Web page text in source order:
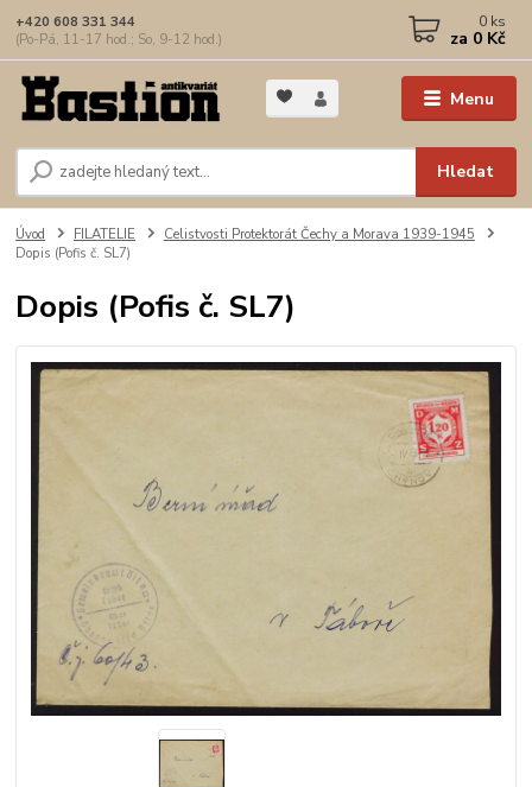
Menu
Hledat
+420 608 331 344
(Po-Pá, 11-17 hod.; So, 9-12 hod.)
0 ks
za 0 Kč
Úvod FILATELIE
Celistvosti Protektorát Čechy a Morava 1939-1945
Dopis (Pofis č. SL7)
Dopis (Pofis č. SL7)